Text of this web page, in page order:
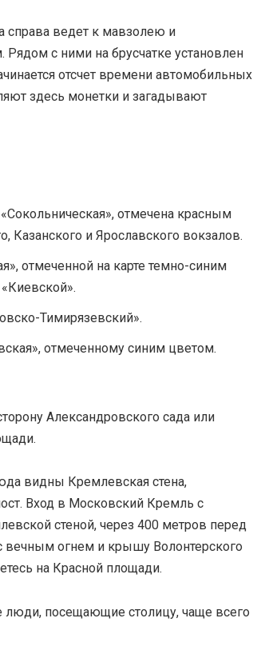
справа ведет к мавзолею и
с ними на брусчатке установлен
отсчет времени автомобильных
здесь монетки и загадывают
отмечена красным
и Ярославского вокзалов.
отмеченной на карте темно-синим
Тимирязевский».
отмеченному синим цветом.
Александровского сада или
видны Кремлевская стена,
Вход в Московский Кремль с
стеной, через 400 метров перед
вечным огнем и крышу Волонтерского
на Красной площади.
люди, посещающие столицу, чаще всего